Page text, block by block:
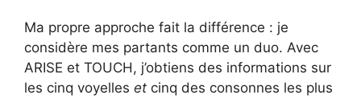
Ma propre approche fait la différence : je
considère mes partants comme un duo. Avec
ARISE et TOUCH, j’obtiens des informations sur
les cinq voyelles et cinq des consonnes les plus